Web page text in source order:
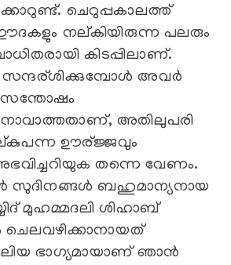
ചെറുപ്പകാലത്ത്
നല്കിയിരുന്ന പലരും
കിടപ്പിലാണ്.
സന്ദര്ശിക്കുമ്പോള്‍ അവര്‍
അതിലുപരി
ഊര്ജ്ജവും
തന്നെ വേണം.
സുദിനങ്ങള്‍ ബഹുമാന്യനായ
മുഹമ്മദലി ശിഹാബ്
ചെലവഴിക്കാനായത്
ഭാഗ്യമായാണ് ഞാന്‍